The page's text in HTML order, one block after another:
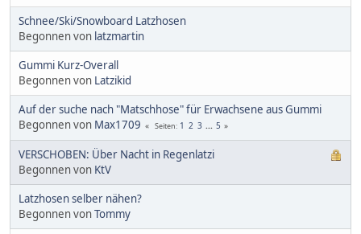
Schnee/Ski/Snowboard Latzhosen
Begonnen von latzmartin
Gummi Kurz-Overall
Begonnen von Latzikid
Auf der suche nach "Matschhose" für Erwachsene aus Gummi
Begonnen von Max1709 Seiten 1 2 3 ... 5
VERSCHOBEN: Über Nacht in Regenlatzi
Begonnen von KtV
Latzhosen selber nähen?
Begonnen vonTommy